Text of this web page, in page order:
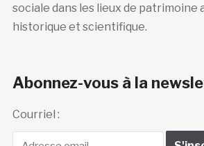
sociale dans les lieux de patrimoine
historique et scientifique.
Abonnez-vous à la
Courriel :